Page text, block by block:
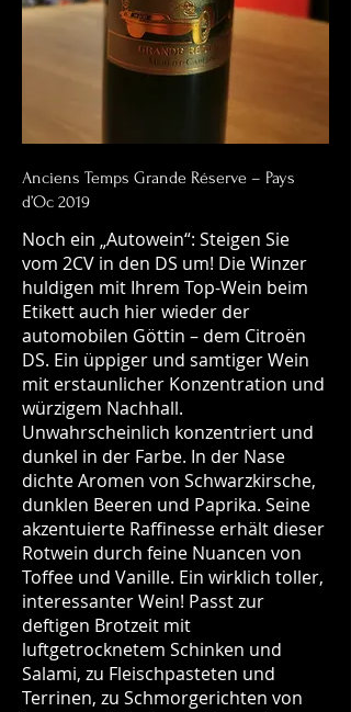
Anciens Temps Grande Réserve – Pays
d’Oc 2019
Noch ein „Autowein“: Steigen Sie
vom 2CV in den DS um! Die Winzer
huldigen mit Ihrem Top-Wein beim
Etikett auch hier wieder der
automobilen Göttin – dem Citroën
DS. Ein üppiger und samtiger Wein
mit erstaunlicher Konzentration und
würzigem Nachhall.
Unwahrscheinlich konzentriert und
dunkel in der Farbe. In der Nase
dichte Aromen von Schwarzkirsche,
dunklen Beeren und Paprika. Seine
akzentuierte Raffinesse erhält dieser
Rotwein durch feine Nuancen von
Toffee und Vanille. Ein wirklich toller,
interessanter Wein! Passt zur
deftigen Brotzeit mit
luftgetrocknetem Schinken und
Salami, zu Fleischpasteten und
Terrinen, zu Schmorgerichten von